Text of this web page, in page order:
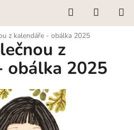
Hledat
KOŠÍK
z kalendáře - obálka 2025
z
obálka 2025